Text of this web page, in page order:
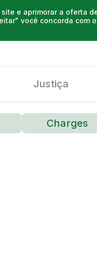
e aprimorar a oferta
você concorda com
Justiça
Charges